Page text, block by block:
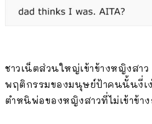
ชาวเน็ตส่วนใหญ่เข้าข้างหญิงสาว
พฤติกรรมของมนุษย์ป้าคนนั้นงี่เ
ตำหนิพ่อของหญิงสาวที่ไม่เข้าข้าง